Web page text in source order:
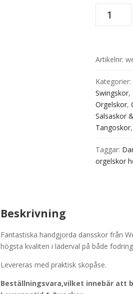
Bergamo
Svart
Mocca
mängd
Artikelnr:
Kategorier:
Swingskor,
Orgelskor,
Salsaskor
Tangoskor,
Taggar:
orgelskor
Beskrivning
Fantastiska handgjorda dansskor från
högsta kvaliten i läderval på både
Levereras med praktisk skopåse.
Beställningsvara,vilket innebär att